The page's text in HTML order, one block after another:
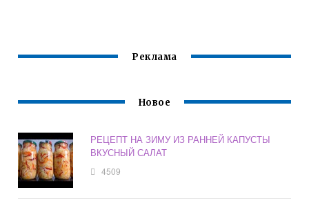
Реклама
Новое
РЕЦЕПТ НА ЗИМУ ИЗ РАННЕЙ КАПУСТЫ
ВКУСНЫЙ САЛАТ
4509